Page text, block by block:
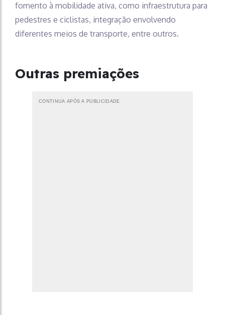
fomento à mobilidade ativa, como infraestrutura para
pedestres e ciclistas, integração envolvendo
diferentes meios de transporte, entre outros.
Outras premiações
CONTINUA APÓS A PUBLICIDADE